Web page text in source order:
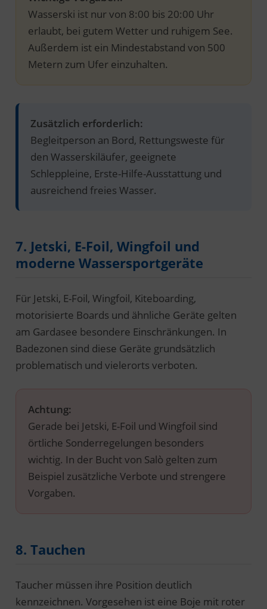
Wasserski ist nur von 8:00 bis 20:00 Uhr
erlaubt, bei gutem Wetter und ruhigem See.
Außerdem ist ein Mindestabstand von 500
Metern zum Ufer einzuhalten.
Zusätzlich erforderlich:
Begleitperson an Bord, Rettungsweste für
den Wasserskiläufer, geeignete
Schleppleine, Erste-Hilfe-Ausstattung und
ausreichend freies Wasser.
7. Jetski, E-Foil, Wingfoil und
moderne Wassersportgeräte
Für Jetski, E-Foil, Wingfoil, Kiteboarding,
motorisierte Boards und ähnliche Geräte gelten
am Gardasee besondere Einschränkungen. In
Badezonen sind diese Geräte grundsätzlich
problematisch und vielerorts verboten.
Achtung:
Gerade bei Jetski, E-Foil und Wingfoil sind
örtliche Sonderregelungen besonders
wichtig. In der Bucht von Salò gelten zum
Beispiel zusätzliche Verbote und strengere
Vorgaben.
8. Tauchen
Taucher müssen ihre Position deutlich
kennzeichnen. Vorgesehen ist eine Boje mit roter